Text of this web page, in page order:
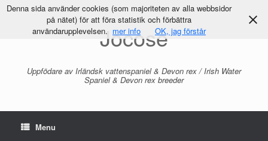
Jocose
Uppfödare av Irländsk vattenspaniel & Devon rex / Irish Water
Spaniel & Devon rex breeder
Menu
Denna sida använder cookies (som majoriteten av alla webbsidor
på nätet) för att föra statistik och förbättra
användarupplevelsen. mer info OK, jag förstår